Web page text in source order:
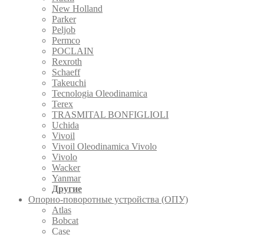
New Holland
Parker
Peljob
Permco
POCLAIN
Rexroth
Schaeff
Takeuchi
Tecnologia Oleodinamica
Terex
TRASMITAL BONFIGLIOLI
Uchida
Vivoil
Vivoil Oleodinamica Vivolo
Vivolo
Wacker
Yanmar
Другие
Опорно-поворотные устройства (ОПУ)
Atlas
Bobcat
Case